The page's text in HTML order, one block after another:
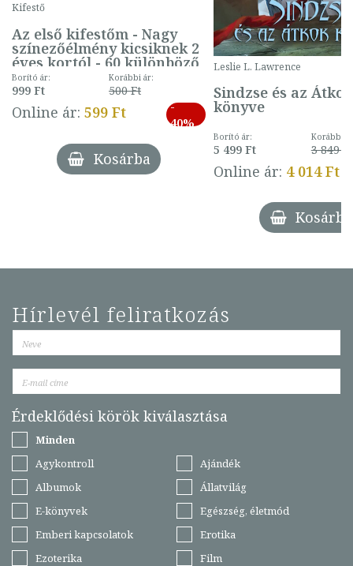
Kifestő
Az első kifestőm - Nagy
színezőélmény kicsiknek 2
éves kortól - 60 különböző
mintával (gombás)
Borító ár:
999 Ft
Korábbi ár:
500 Ft
Online ár: 599 Ft
-
40%
Kosárba
Leslie L. Lawrence
Sindzse és az Átkok
könyve
Borító ár:
5 499 Ft
Korábbi
3 849 Ft
Online ár: 4 014 Ft
Kosárba
Hírlevél feliratkozás
Érdeklődési körök kiválasztása
Minden
Agykontroll
Ajándék
Albumok
Állatvilág
E-könyvek
Egészség, életmód
Emberi kapcsolatok
Erotika
Ezoterika
Film